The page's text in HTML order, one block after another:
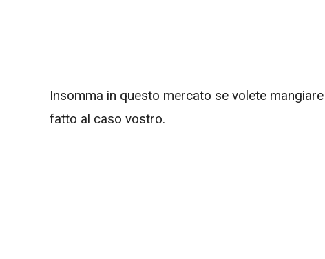
Insomma in questo mercato se volete
fatto al caso vostro.